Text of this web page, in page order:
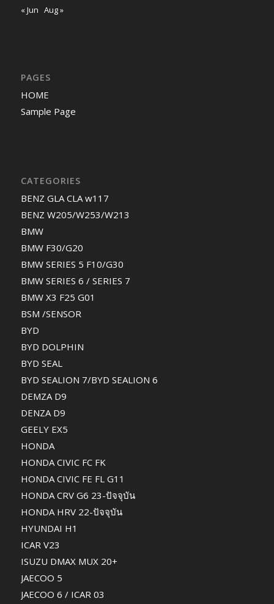
« Jun Aug »
PAGES
HOME
Sample Page
CATEGORIES
BENZ GLA CLA w117
BENZ W205/W253/W213
BMW
BMW F30/G20
BMW SERIES 5 F10/G30
BMW SERIES 6 / SERIES 7
BMW X3 F25 G01
BSM /SENSOR
BYD
BYD DOLPHIN
BYD SEAL
BYD SEALION 7/BYD SEALION 6
DEMZA D9
DENZA D9
GEELY EX5
HONDA
HONDA CIVIC FC FK
HONDA CIVIC FE FL G11
HONDA CRV G6 23-ปัจจุบัน
HONDA HRV 22-ปัจจุบัน
HYUNDAI H1
ICAR V23
ISUZU DMAX MUX 20+
JAECOO 5
JAECOO 6 / ICAR 03